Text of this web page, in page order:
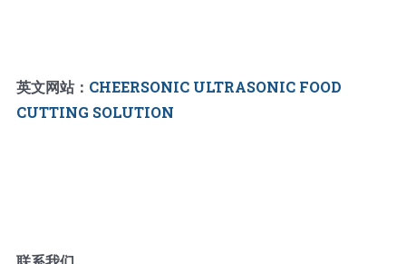
英文网站： CHEERSONIC ULTRASONIC FOOD
CUTTING SOLUTION